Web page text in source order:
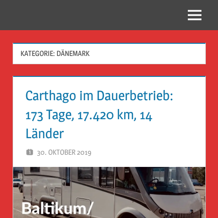
Guckloch
–
Geheimrat
auf
Reisen
Menü
KATEGORIE: DÄNEMARK
Carthago im Dauerbetrieb:
173 Tage, 17.420 km, 14
Länder
30. OKTOBER 2019